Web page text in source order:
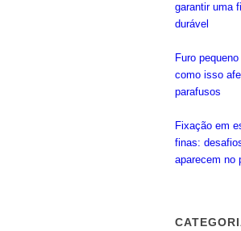
garantir uma
durável
Furo
como isso
parafusos
Fixação em
finas:
aparecem no